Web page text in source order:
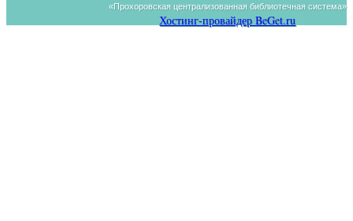
«Прохоровская централизованная библиотечная система»
Хостинг-провайдер BeGet.ru